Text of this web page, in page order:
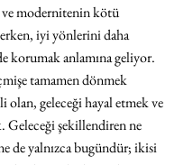
ve modernitenin kötü
iyi yönlerini daha
korumak anlamına geliyor.
tamamen dönmek
olan, geleceği hayal etmek ve
Geleceği şekillendiren ne
de yalnızca bugündür; ikisi